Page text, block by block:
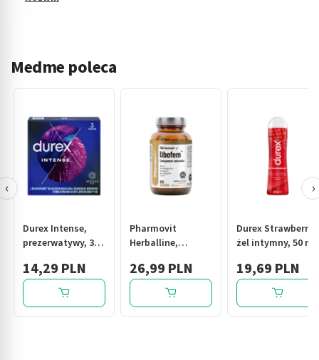
Medme poleca
Durex Intense,
prezerwatywy, 3
14,29 PLN
Pharmovit
Herballine,
aktywność
seksualna,
kapsułki, 60 szt.
26,99 PLN
Durex Strawberry,
żel intymny, 50 ml
19,69 PLN
‹ ›